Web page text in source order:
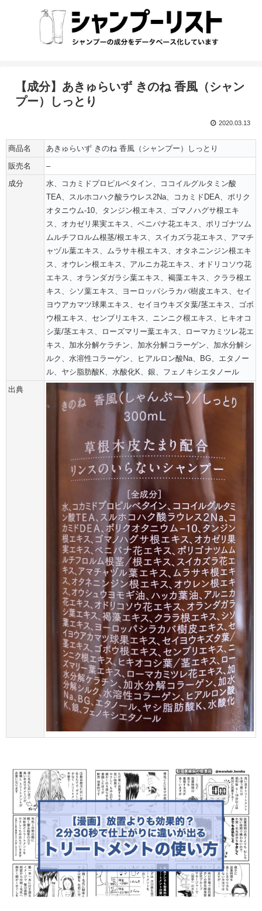
【成分】あきゅらいず きのね 香風（シャン
プー）しっとり
2020.03.13
商品名
あきゅらいず きのね 香風（シャンプー）しっとり
販売名
–
成分
水、コカミドプロピルベタイン、ココイルグルタミン酸
TEA、スルホコハク酸ラウレス2Na、コカミドDEA、ポリク
オタニウム-10、タンジン根エキス、ゴマノハグサ根エキ
ス、オカゼリ果実エキス、ベニバナ花エキス、ポリゴナツム
ムルチフロルム根茎/根エキス、スイカズラ花エキス、アマチ
ャヅル葉エキス、ムラサキ根エキス、オタネニンジン根エキ
ス、オウレン根エキス、アルニカ花エキス、オドリコソウ花
エキス、オランダガラシ葉エキス、褐藻エキス、クララ根エ
キス、シソ葉エキス、ヨーロッパシラカバ樹皮エキス、セイ
ヨウアカマツ球果エキス、セイヨウキズタ葉/茎エキス、ゴボ
ウ根エキス、センブリエキス、ニンニク根エキス、ヒキオコ
シ葉/茎エキス、ローズマリー葉エキス、ローマカミツレ花エ
キス、加水分解ケラチン、加水分解コラーゲン、加水分解シ
ルク、水溶性コラーゲン、ヒアルロン酸Na、BG、エタノー
ル、ヤシ脂肪酸K、水酸化K、銀、フェノキシエタノール
出典